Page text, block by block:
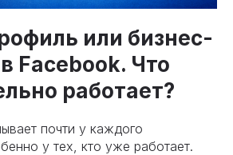
или бизнес-
Facebook. Что
работает?
почти у каждого
у тех, кто уже работает.